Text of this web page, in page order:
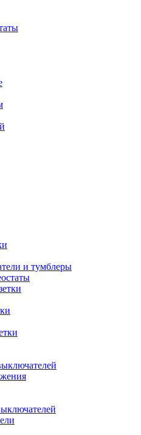
и тумблеры